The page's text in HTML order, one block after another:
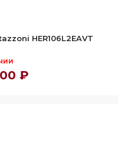
HER106L2EAVT
₽